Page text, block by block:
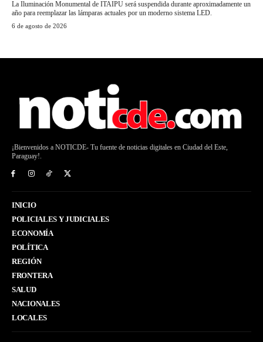
La Iluminación Monumental de ITAIPU será suspendida durante aproximadamente un
año para reemplazar las lámparas actuales por un moderno sistema LED.
6 de agosto de 2026
¡Bienvenidos a NOTICDE- Tu fuente de noticias digitales en Ciudad del Este,
Paraguay!.
INICIO
POLICIALES Y JUDICIALES
ECONOMÍA
POLÍTICA
REGIÓN
FRONTERA
SALUD
NACIONALES
LOCALES